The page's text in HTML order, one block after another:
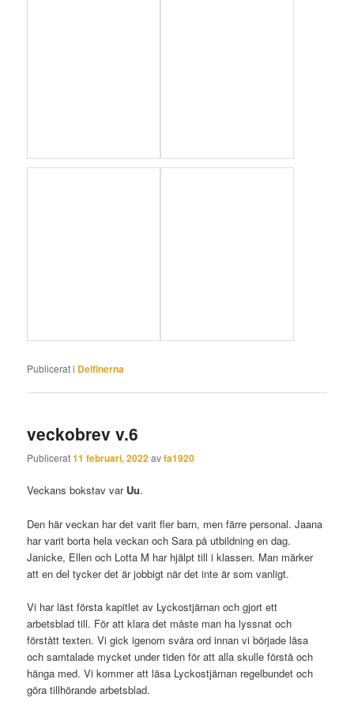
Publicerat i Delfinerna
veckobrev v.6
Publicerat11 februari, 2022avfa1920
Veckans bokstav var Uu.
Den här veckan har det varit fler barn, men färre personal. Jaana
har varit borta hela veckan och Sara på utbildning en dag.
Janicke, Ellen och Lotta M har hjälpt till i klassen. Man märker
att en del tycker det är jobbigt när det inte är som vanligt.
Vi har läst första kapitlet av Lyckostjärnan och gjort ett
arbetsblad till. För att klara det måste man ha lyssnat och
förstått texten. Vi gick igenom svåra ord innan vi började läsa
och samtalade mycket under tiden för att alla skulle förstå och
hänga med. Vi kommer att läsa Lyckostjärnan regelbundet och
göra tillhörande arbetsblad.